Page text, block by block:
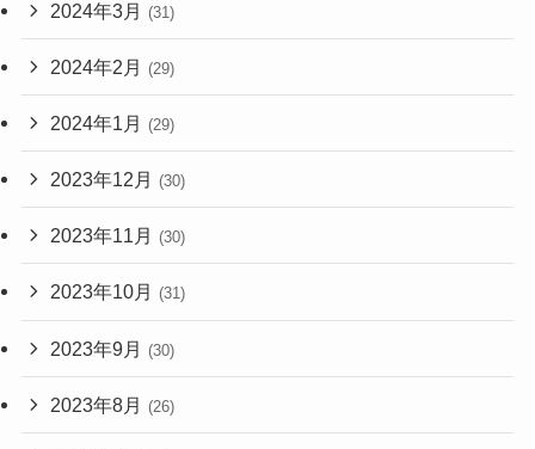
2024年3月 (31)
2024年2月 (29)
2024年1月 (29)
2023年12月 (30)
2023年11月 (30)
2023年10月 (31)
2023年9月 (30)
2023年8月 (26)